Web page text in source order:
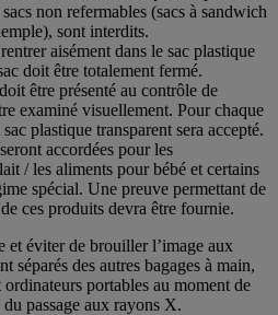
non refermables (sacs à sandwich
sont interdits.
aisément dans le sac plastique
doit être totalement fermé.
être présenté au contrôle de
examiné visuellement. Pour chaque
plastique transparent sera accepté.
accordées pour les
/ les aliments pour bébé et certains
spécial. Une preuve permettant de
ces produits devra être fournie.
et éviter de brouiller l’image aux
séparés des autres bagages à main,
ordinateurs portables au moment de
passage aux rayons X.